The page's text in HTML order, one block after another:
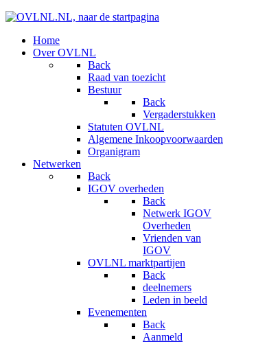
Home
Over OVLNL
Back
Raad van toezicht
Bestuur
Back
Vergaderstukken
Statuten OVLNL
Algemene Inkoopvoorwaarden
Organigram
Netwerken
Back
IGOV overheden
Back
Netwerk IGOV
Overheden
Vrienden van
IGOV
OVLNL marktpartijen
Back
deelnemers
Leden in beeld
Evenementen
Back
Aanmeld